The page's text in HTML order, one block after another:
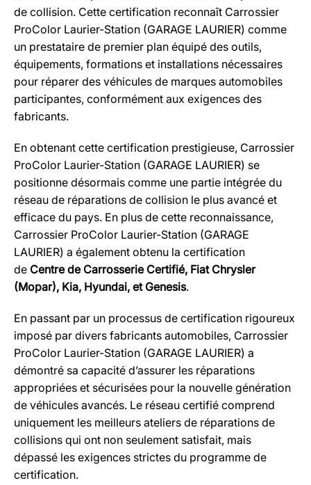
de collision. Cette certification reconnaît Carrossier
ProColor Laurier-Station (GARAGE LAURIER) comme
un prestataire de premier plan équipé des outils,
équipements, formations et installations nécessaires
pour réparer des véhicules de marques automobiles
participantes, conformément aux exigences des
fabricants.
En obtenant cette certification prestigieuse, Carrossier
ProColor Laurier-Station (GARAGE LAURIER) se
positionne désormais comme une partie intégrée du
réseau de réparations de collision le plus avancé et
efficace du pays. En plus de cette reconnaissance,
Carrossier ProColor Laurier-Station (GARAGE
LAURIER) a également obtenu la certification
de Centre de Carrosserie Certifié, Fiat Chrysler
(Mopar), Kia, Hyundai, et Genesis.
En passant par un processus de certification rigoureux
imposé par divers fabricants automobiles, Carrossier
ProColor Laurier-Station (GARAGE LAURIER) a
démontré sa capacité d’assurer les réparations
appropriées et sécurisées pour la nouvelle génération
de véhicules avancés. Le réseau certifié comprend
uniquement les meilleurs ateliers de réparations de
collisions qui ont non seulement satisfait, mais
dépassé les exigences strictes du programme de
certification.